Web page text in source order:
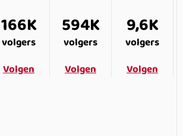
166K
volgers
Volgen
594K
volgers
Volgen
9,6K
volgers
Volgen